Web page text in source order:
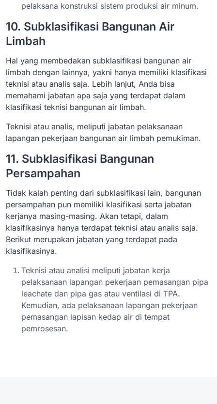
pelaksana konstruksi sistem produksi air minum.
10. Subklasifikasi Bangunan Air
Limbah
Hal yang membedakan subklasifikasi bangunan air
limbah dengan lainnya, yakni hanya memiliki klasifikasi
teknisi atau analis saja. Lebih lanjut, Anda bisa
memahami jabatan apa saja yang terdapat dalam
klasifikasi teknisi bangunan air limbah.
Teknisi atau analis, meliputi jabatan pelaksanaan
lapangan pekerjaan bangunan air limbah pemukiman.
11. Subklasifikasi Bangunan
Persampahan
Tidak kalah penting dari subklasifikasi lain, bangunan
persampahan pun memiliki klasifikasi serta jabatan
kerjanya masing-masing. Akan tetapi, dalam
klasifikasinya hanya terdapat teknisi atau analis saja.
Berikut merupakan jabatan yang terdapat pada
klasifikasinya.
Teknisi atau analisi meliputi jabatan kerja
pelaksanaan lapangan pekerjaan pemasangan pipa
leachate dan pipa gas atau ventilasi di TPA.
Kemudian, ada pelaksanaan lapangan pekerjaan
pemasangan lapisan kedap air di tempat
pemrosesan.